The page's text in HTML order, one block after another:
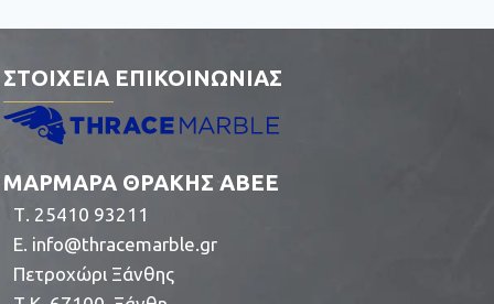
ΣΤΟΙΧΕΙΑ ΕΠΙΚΟΙΝΩΝΙΑΣ
ΜΑΡΜΑΡΑ ΘΡΑΚΗΣ ΑΒΕΕ
Τ. 25410 93211
E. info@thracemarble.gr
Πετροχώρι Ξάνθης